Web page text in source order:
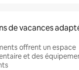
de vacances
offrent un espace
et des